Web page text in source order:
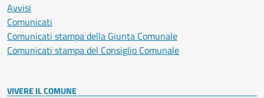
Avvisi
Comunicati
Comunicati stampa della Giunta Comunale
Comunicati stampa del Consiglio Comunale
VIVERE IL COMUNE